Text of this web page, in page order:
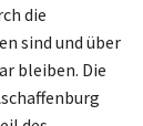
die
sind und über
bleiben. Die